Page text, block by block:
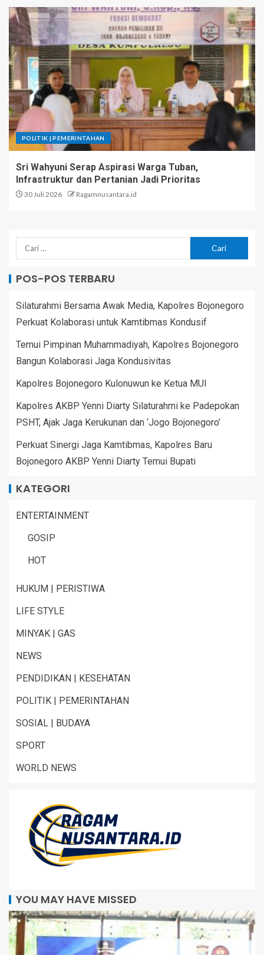
POLITIK | PEMERINTAHAN
Sri Wahyuni Serap Aspirasi Warga Tuban,
Infrastruktur dan Pertanian Jadi Prioritas
30 Juli 2026 Ragamnusantara.id
POS-POS TERBARU
Silaturahmi Bersama Awak Media, Kapolres Bojonegoro
Perkuat Kolaborasi untuk Kamtibmas Kondusif
Temui Pimpinan Muhammadiyah, Kapolres Bojonegoro
Bangun Kolaborasi Jaga Kondusivitas
Kapolres Bojonegoro Kulonuwun ke Ketua MUI
Kapolres AKBP Yenni Diarty Silaturahmi ke Padepokan
PSHT, Ajak Jaga Kerukunan dan ‘Jogo Bojonegoro’
Perkuat Sinergi Jaga Kamtibmas, Kapolres Baru
Bojonegoro AKBP Yenni Diarty Temui Bupati
KATEGORI
ENTERTAINMENT
GOSIP
HOT
HUKUM | PERISTIWA
LIFE STYLE
MINYAK | GAS
NEWS
PENDIDIKAN | KESEHATAN
POLITIK | PEMERINTAHAN
SOSIAL | BUDAYA
SPORT
WORLD NEWS
YOU MAY HAVE MISSED